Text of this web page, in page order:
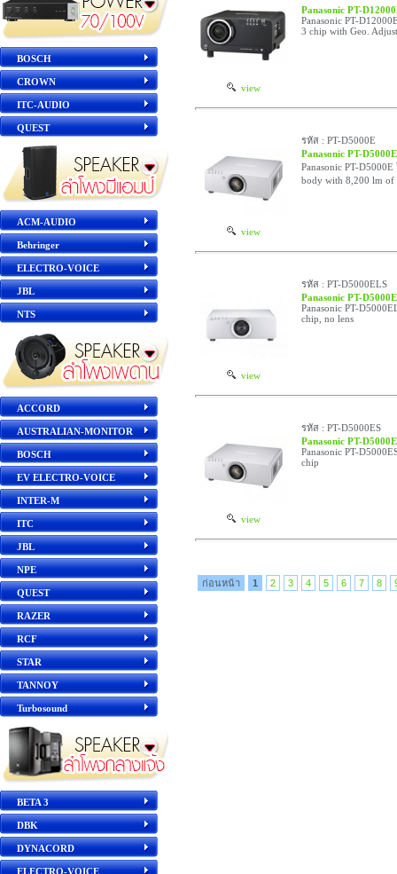
BOSCH
CROWN
ITC-AUDIO
QUEST
ACM-AUDIO
Behringer
ELECTRO-VOICE
JBL
NTS
ACCORD
AUSTRALIAN-MONITOR
BOSCH
EV ELECTRO-VOICE
INTER-M
ITC
JBL
NPE
QUEST
RAZER
RCF
STAR
TANNOY
Turbosound
BETA 3
DBK
DYNACORD
ELECTRO-VOICE
view
Panasonic PT-
Panasonic PT-
3 chip with Geo.
view
รหัส : PT-D5000E
Panasonic PT-D5000E
Panasonic PT-
body with 8,200 lm of
view
รหัส : PT-D5000ELS
Panasonic PT-
Panasonic PT-
chip, no lens
view
รหัส : PT-D5000ES
Panasonic PT-
Panasonic PT-
chip
ก่อนหน้า 1 2 3 4 5 6 7 8